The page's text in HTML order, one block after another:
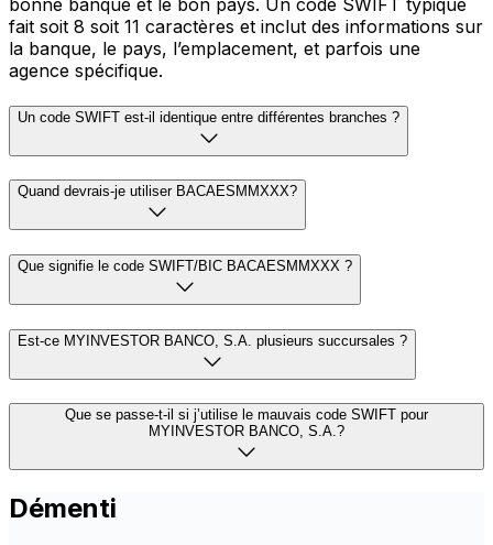
fait soit 8 soit 11 caractères et inclut des informations sur
la banque, le pays, l’emplacement, et parfois une
agence spécifique.
Un code SWIFT est-il identique entre différentes branches ?
Quand devrais-je utiliser BACAESMMXXX?
Que signifie le code SWIFT/BIC BACAESMMXXX ?
Est-ce MYINVESTOR BANCO, S.A. plusieurs succursales ?
Que se passe-t-il si j’utilise le mauvais code SWIFT pour
MYINVESTOR BANCO, S.A.?
Démenti